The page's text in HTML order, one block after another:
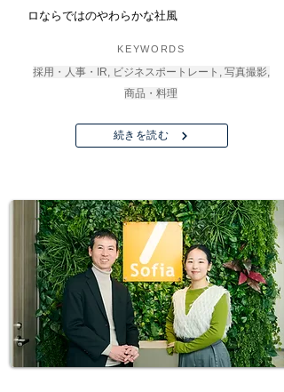
ロならではのやわらかな社風
KEYWORDS
採用・人事・IR, ビジネスポートレート, 写真撮影,
商品・料理
続きを読む